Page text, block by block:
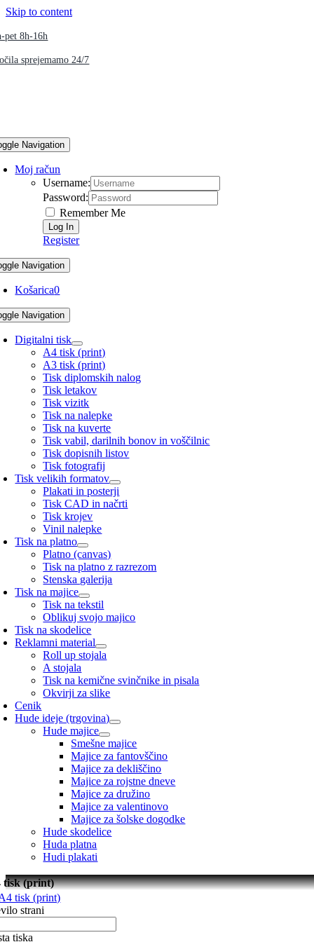
Skip to content
pet 8h-16h
sprejemamo 24/7
Navigation
Moj račun
Username:
Password:
Remember Me
Register
Navigation
Košarica0
Navigation
Digitalni tisk
A4 tisk (print)
A3 tisk (print)
Tisk diplomskih nalog
Tisk letakov
Tisk vizitk
Tisk na nalepke
Tisk na kuverte
Tisk vabil, darilnih bonov in voščilnic
Tisk dopisnih listov
Tisk fotografij
Tisk velikih formatov
Plakati in posterji
Tisk CAD in načrti
Tisk krojev
Vinil nalepke
Tisk na platno
Platno (canvas)
Tisk na platno z razrezom
Stenska galerija
Tisk na majice
Tisk na tekstil
Oblikuj svojo majico
Tisk na skodelice
Reklamni material
Roll up stojala
A stojala
Tisk na kemične svinčnike in pisala
Okvirji za slike
Cenik
Hude ideje (trgovina)
Hude majice
Smešne majice
Majice za fantovščino
Majice za dekliščino
Majice za rojstne dneve
Majice za družino
Majice za valentinovo
Majice za šolske dogodke
Hude skodelice
Huda platna
Hudi plakati
tisk (print)
strani
tiska